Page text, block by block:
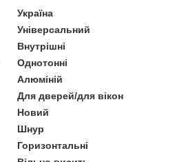
Україна
Універсальний
Внутрішні
Однотонні
Алюміній
Для дверей/для вікон
Новий
Шнур
Горизонтальні